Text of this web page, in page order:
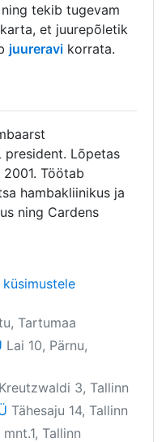
tekib tugevam
et juurepõletik
juureravi korrata.
president. Lõpetas
Töötab
hambakliinikus ja
ning Cardens
Tartumaa
Lai 10, Pärnu,
Kreutzwaldi 3, Tallinn
Tähesaju 14, Tallinn
Tallinn